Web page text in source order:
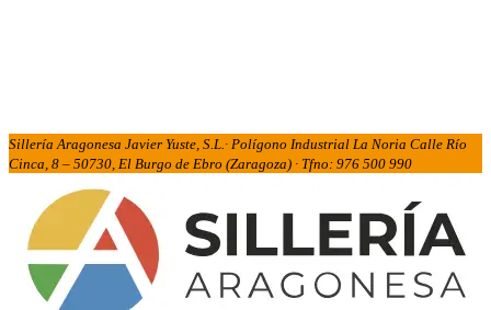
Sillería Aragonesa Javier Yuste, S.L.· Polígono Industrial La Noria Calle Río
Cinca, 8 – 50730, El Burgo de Ebro (Zaragoza) · Tfno: 976 500 990